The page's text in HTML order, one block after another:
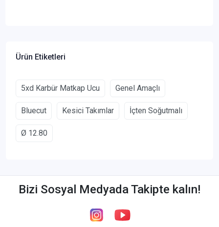
Ürün Etiketleri
5xd Karbür Matkap Ucu Genel Amaçlı
Bluecut Kesici Takımlar İçten Soğutmalı
Ø 12.80
Bizi Sosyal Medyada Takipte kalın!